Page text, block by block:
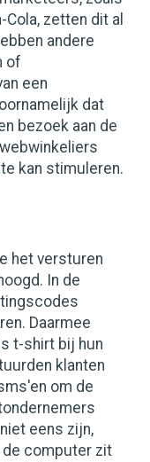
zetten dit al
andere
of
een
dat
bezoek aan de
kan stimuleren.
het versturen
In de
Daarmee
t-shirt bij hun
klanten
om de
eens zijn,
de computer zit